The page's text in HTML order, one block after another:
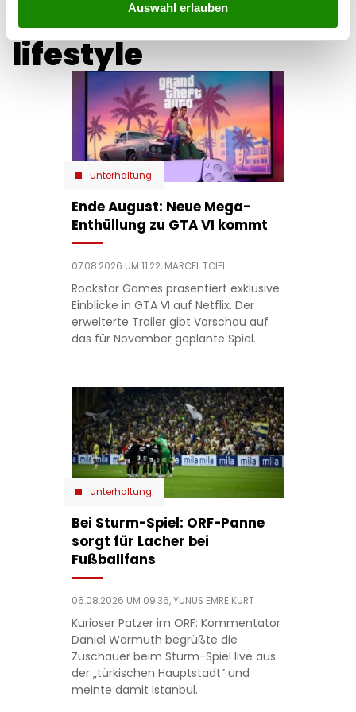
Auswahl erlauben
lifestyle
unterhaltung
Ende August: Neue Mega-
Enthüllung zu GTA VI kommt
07.08.2026 UM 11:22, MARCEL TOIFL
Rockstar Games präsentiert exklusive
Einblicke in GTA VI auf Netflix. Der
erweiterte Trailer gibt Vorschau auf
das für November geplante Spiel.
unterhaltung
Bei Sturm-Spiel: ORF-Panne
sorgt für Lacher bei
Fußballfans
06.08.2026 UM 09:36,YUNUS EMRE KURT
Kurioser Patzer im ORF: Kommentator
Daniel Warmuth begrüßte die
Zuschauer beim Sturm-Spiel live aus
der „türkischen Hauptstadt” und
meinte damit Istanbul.